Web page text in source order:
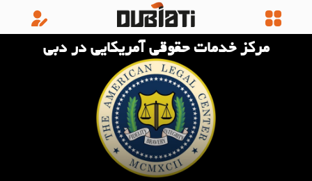
مرکز خدمات حقوقی آمریکایی در دبی